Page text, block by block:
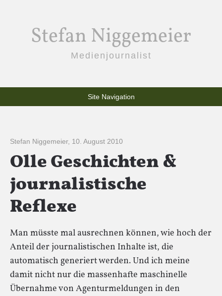
Stefan Niggemeier
Medienjournalist
Site Navigation
Stefan Niggemeier, 10. August 2010
Olle Geschichten &
journalistische
Reflexe
Man müsste mal ausrechnen können, wie hoch der
Anteil der journalistischen Inhalte ist, die
automatisch generiert werden. Und ich meine
damit nicht nur die massenhafte maschinelle
Übernahme von Agenturmeldungen in den